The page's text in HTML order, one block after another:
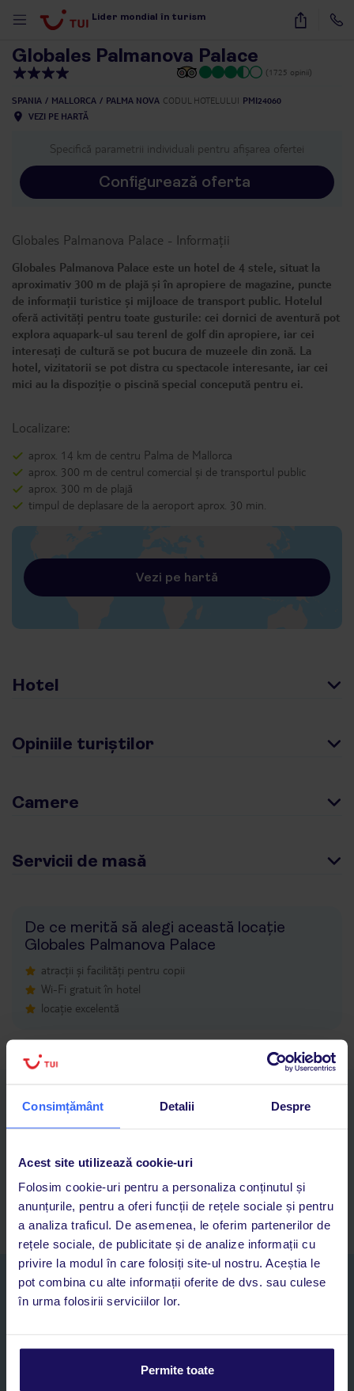
Consimțământ Detalii Despre
Acest site utilizează cookie-uri
Folosim cookie-uri pentru a personaliza conținutul și
anunțurile, pentru a oferi funcții de rețele sociale și pentru
a analiza traficul. De asemenea, le oferim partenerilor de
rețele sociale, de publicitate și de analize informații cu
privire la modul în care folosiți site-ul nostru. Aceștia le
pot combina cu alte informații oferite de dvs. sau culese
în urma folosirii serviciilor lor.
Permite toate
Lider mondial în turism 29
Globales Palmanova Palace
(1725 opinii)
SPANIA MALLORCA PALMA NOVA CODUL HOTELULUI PMI24060
VEZI PE HARTĂ
Specifică parametrii individuali pentru afișarea ofertei
Configurează oferta
Globales Palmanova Palace - Informații
Globales Palmanova Palace este un hotel de 4 stele, situat la
aproximativ 300 m de plajă și în apropiere de magazine, puncte
de informații turistice și mijloace de transport public. Hotelul
oferă activități pentru toate gusturile: cei dornici de aventură pot
explora aquapark-ul sau terenl de golf din apropiere, iar cei
interesați de cultură se pot bucura de muzeele din zonă. La
hotel, vizitatorii se pot distra cu spectacole interesante, iar cei
mici au la dispoziție o piscină special concepută pentru ei.
Localizare:
aprox. 14 km de centru Palma de Mallorca
aprox. 300 m de centrul comercial și de transportul public
aprox. 300 m de plajă
timpul de deplasare de la aeroport aprox. 30 min.
Vezi pe hartă
Hotel
Opiniile turiștilor
Camere
Servicii de masă
De ce merită să alegi această locație
Globales Palmanova Palace
atracții și facilități pentru copii
Wi-Fi gratuit în hotel
locație excelentă
Cauți rapid vacanțe și hoteluri din toată lumea
Acces la rezervările curente pentru vacanțe și hoteluri, într-o
Asistență 24/7 prin chat, pe toată durata vacanței
Abonați-vă la newsletter
NUME SI PRENUME*